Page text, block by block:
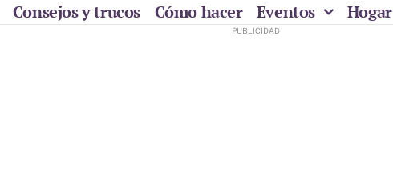
Consejos y trucos Cómo hacer Eventos Hogar